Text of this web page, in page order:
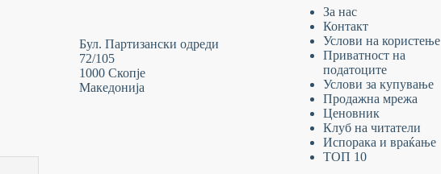
Бул. Партизански одреди
72/105
1000 Скопје
Македонија
За нас
Контакт
Услови на користење
Приватност на
податоците
Услови за купување
Продажна мрежа
Ценовник
Клуб на читатели
Испорака и враќање
ТОП 10